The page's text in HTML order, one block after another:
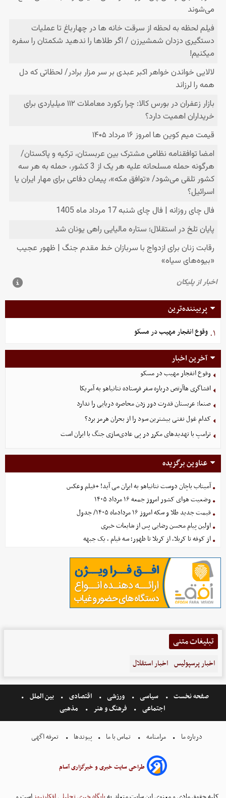
پربیننده‌ترین
۱. وقوع انفجار مهیب در مسکو
آخرین اخبار
وقوع انفجار مهیب در مسکو
افشاگری هاآرتص درباره سفر فرستاده نتانیاهو به آمریکا
صنعا: عربستان قدرت دور زدن محاصره دریایی را ندارد
کدام غول نفتی بیشترین سود را از بحران هرمز برد؟
ترامپ با تهدیدهای مکرر در پی عادی‌سازی جنگ با ایران است
عناوین برگزیده
آمیتاب باچان دوست نتانیاهو به ایران می آید! +فیلم وعکس
وضعیت هوای کشور امروز جمعه ۱۶ مرداد ۱۴۰۵
قیمت جدید طلا و سکه امروز ۱۶ مردادماه ۱۴۰۵/ جدول
اولین پیام محسن رضایی پس از شایعات خبری
از کوفه تا کربلا، از کربلا تا ظهور؛ سه قیام ، یک جبهه
تبلیغات متنی
اخبار پرسپولیس اخبار استقلال
صفحه نخست سیاسی ورزشی اقتصادی
بین الملل
اجتماعی
فرهنگ و هنر مذهبی
درباره ما مرامنامه تماس با ما پیوندها تعرفه اگهی
طراحی سایت خبری و خبرگزاری آسام